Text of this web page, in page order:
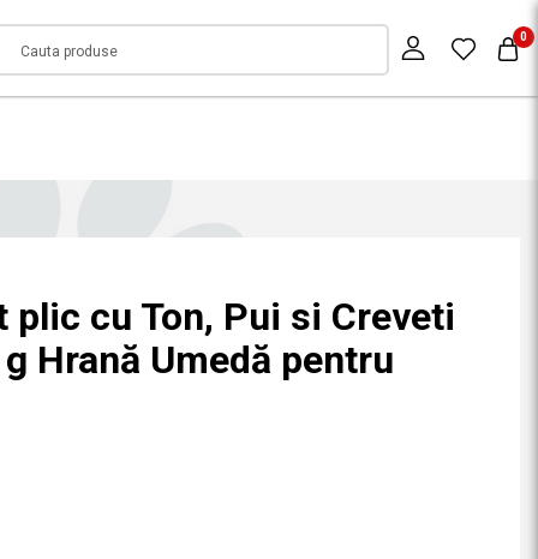
0
plic cu Ton, Pui si Creveti
Hrană Umedă pentru